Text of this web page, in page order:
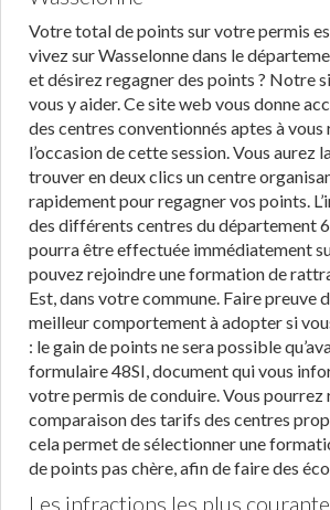
Votre total de points sur votre permis
vivez sur Wasselonne dans le
et désirez regagner des points ? Notre
vous y aider. Ce site web vous donne
des centres conventionnés aptes à vous
l’occasion de cette session. Vous aurez
trouver en deux clics un centre
rapidement pour regagner vos points.
des différents centres du département
pourra être effectuée immédiatement
pouvez rejoindre une formation de
Est, dans votre commune. Faire preuve
meilleur comportement à adopter si
: le gain de points ne sera possible
formulaire 48SI, document qui vous
votre permis de conduire. Vous pourrez
comparaison des tarifs des centres
cela permet de sélectionner une
de points pas chère, afin de faire des
Les infractions les plus